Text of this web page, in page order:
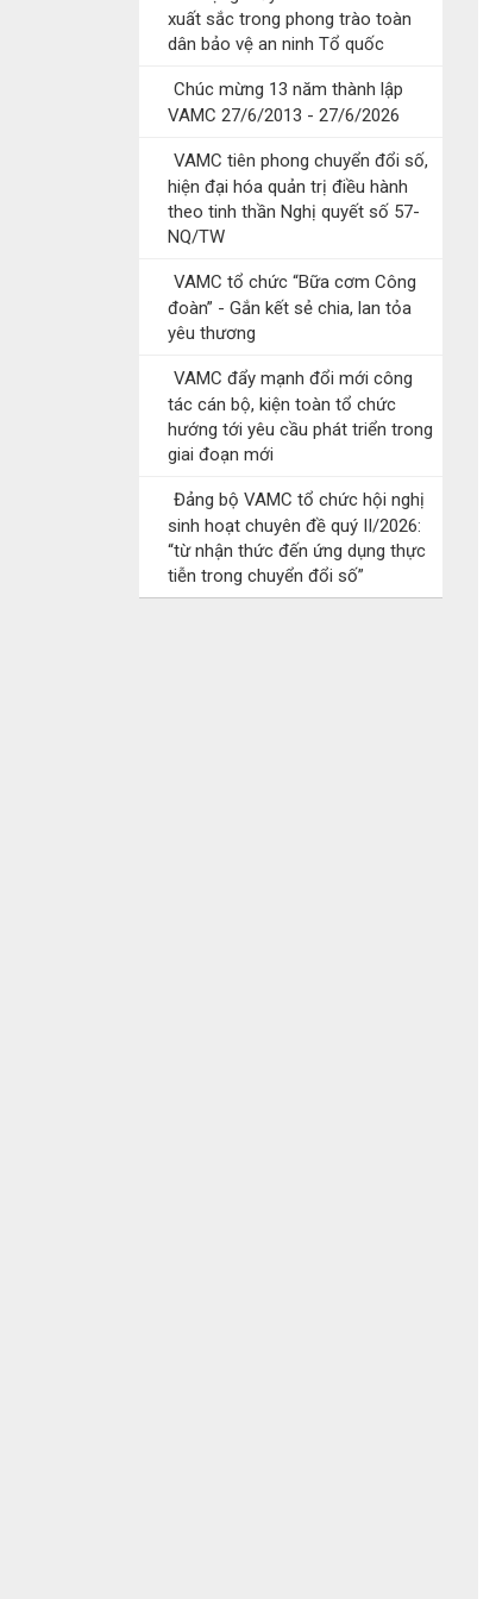
xuất sắc trong phong trào toàn
dân bảo vệ an ninh Tổ quốc
Chúc mừng 13 năm thành lập
VAMC 27/6/2013 - 27/6/2026
VAMC tiên phong chuyển đổi số,
hiện đại hóa quản trị điều hành
theo tinh thần Nghị quyết số 57-
NQ/TW
VAMC tổ chức “Bữa cơm Công
đoàn” - Gắn kết sẻ chia, lan tỏa
yêu thương
VAMC đẩy mạnh đổi mới công
tác cán bộ, kiện toàn tổ chức
hướng tới yêu cầu phát triển trong
giai đoạn mới
Đảng bộ VAMC tổ chức hội nghị
sinh hoạt chuyên đề quý II/2026:
“từ nhận thức đến ứng dụng thực
tiễn trong chuyển đổi số”